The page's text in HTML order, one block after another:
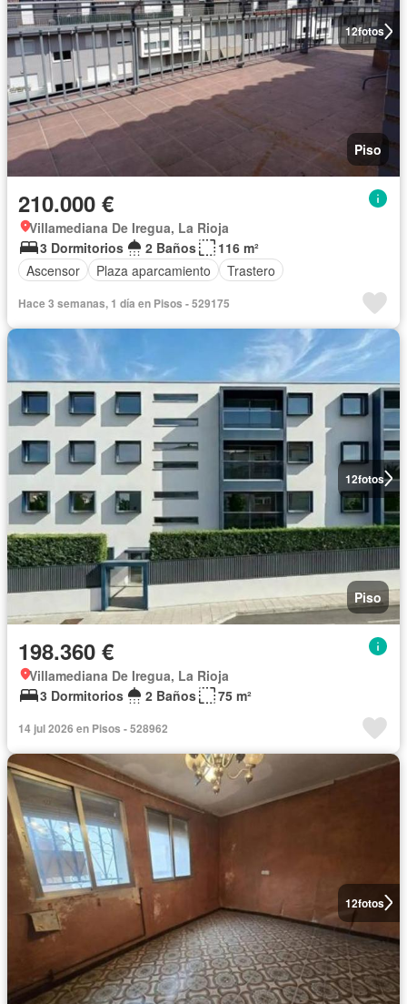
12fotos
Piso
210.000 €
Villamediana De Iregua, La Rioja
3 Dormitorios
2 Baños
116 m²
Ascensor
Plaza aparcamiento Trastero
Hace 3 semanas, 1 día en Pisos - 529175
12fotos
Piso
198.360 €
Villamediana De Iregua, La Rioja
3 Dormitorios
2 Baños 75 m²
14 jul 2026 en Pisos - 528962
12fotos